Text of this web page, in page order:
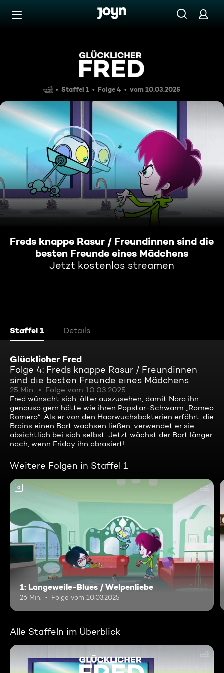
Zum Inhalt springen
Freds knappe Rasur /
Staffel 1 Folge 4 vom 10.03.2025
Freds knappe Rasur / Freundinnen sind die
besten Freunde eines Mädchens
Jetzt kostenlos streamen
Staffel 1 Details
Glücklicher Fred
Folge 4: Freds knappe Rasur / Freundinnen
sind die besten Freunde eines Mädchens
25 Min.
Folge vom 10.03.2025
Fred wünscht sich, älter auszusehen, damit Nora ihn
genauso gern hätte wie ihren Popstar-Schwarm „Romeo
Romero“. Als er von den Haarwuchsbakterien erfährt, die
Brains einen Bart wachsen ließen, verwendet er sie
absichtlich bei sich selbst. Jetzt wächst der Bart länger
nach, wenn Friday ihn abrasiert!
Weitere Folgen in Staffel 1
0
1: Langeweile-Blues / Welpenliebe
26 Min. Folge vom 10.03.2025
Alle Staffeln im Überblick